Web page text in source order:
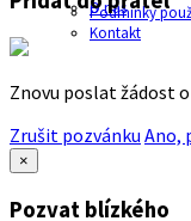
O nás
Podmínky
Kontakt
Znovu poslat žádost
Zrušit pozvánku Ano,
×
Pozvat blízkého